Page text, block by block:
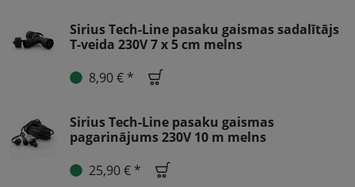
Sirius Tech-Line pasaku gaismas sadalītājs
T-veida 230V 7 x 5 cm melns
8,90 € *
Sirius Tech-Line pasaku gaismas
pagarinājums 230V 10 m melns
25,90 € *